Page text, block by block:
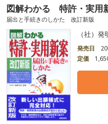
図解わかる 特許・実用
届出と手続きのしかた 改訂新版
（社）
発売日
定価